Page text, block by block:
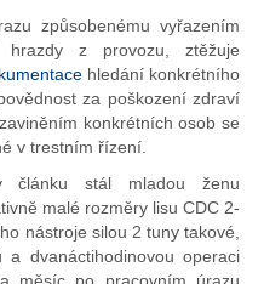
způsobenému vyřazením
hrazdy z provozu, ztěžuje
hledání konkrétního
za poškození zdraví
konkrétních osob se
v trestním řízení.
článku stál mladou ženu
malé rozměry lisu CDC 2-
nástroje silou 2 tuny takové,
dvanáctihodinovou operaci